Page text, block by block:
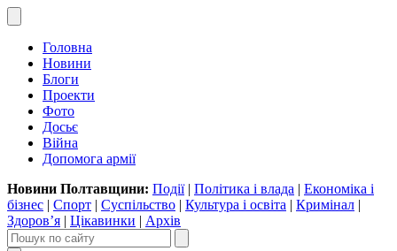
Головна
Новини
Блоги
Проекти
Фото
Досьє
Війна
Допомога армії
Новини Полтавщини: Події| Політика і влада | Економіка і
бізнес | Спорт | Суспільство | Культура і освіта | Кримінал |
Здоров’я | Цікавинки | Архів